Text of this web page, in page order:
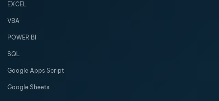
EXCEL
VBA
POWER BI
SQL
Google Apps Script
Google Sheets